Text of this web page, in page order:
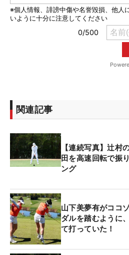
関連記事
【連続写真】辻村
田を高速回転で振
ング
山下美夢有がココ
ダルを踏むように
て打っていた！